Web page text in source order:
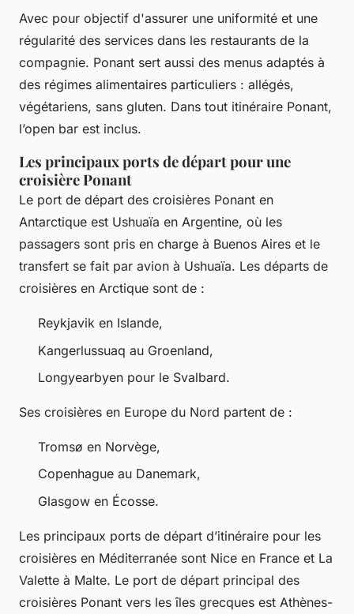
Avec pour objectif d'assurer une uniformité et une
régularité des services dans les restaurants de la
compagnie. Ponant sert aussi des menus adaptés à
des régimes alimentaires particuliers : allégés,
végétariens, sans gluten. Dans tout itinéraire Ponant,
l’open bar est inclus.
Les principaux ports de départ pour une
croisière Ponant
Le port de départ des croisières Ponant en
Antarctique est Ushuaïa en Argentine, où les
passagers sont pris en charge à Buenos Aires et le
transfert se fait par avion à Ushuaïa. Les départs de
croisières en Arctique sont de :
Reykjavik en Islande,
Kangerlussuaq au Groenland,
Longyearbyen pour le Svalbard.
Ses croisières en Europe du Nord partent de :
Tromsø en Norvège,
Copenhague au Danemark,
Glasgow en Écosse.
Les principaux ports de départ d’itinéraire pour les
croisières en Méditerranée sont Nice en France et La
Valette à Malte. Le port de départ principal des
croisières Ponant vers les îles grecques est Athènes-